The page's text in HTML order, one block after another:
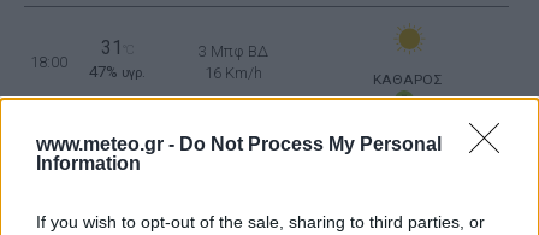
www.meteo.gr - Do Not Process My Personal
Information
If you wish to opt-out of the sale, sharing to third parties, or
18:00
31
47% υγρ.
3 Μπφ ΒΔ
16 Km/h
ΚΑΘΑΡΟΣ
21:00
27°C